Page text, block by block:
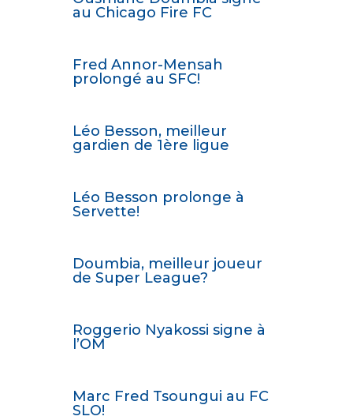
au Chicago Fire FC
Fred Annor-Mensah
prolongé au SFC!
Léo Besson, meilleur
gardien de 1ère ligue
Léo Besson prolonge à
Servette!
Doumbia, meilleur joueur
de Super League?
Roggerio Nyakossi signe à
l’OM
Marc Fred Tsoungui au FC
SLO!